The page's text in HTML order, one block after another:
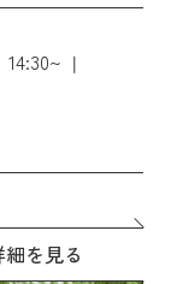
14:30~
細を見る